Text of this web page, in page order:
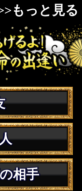
う
る
りの
ｼｭ法
策
る
は
る